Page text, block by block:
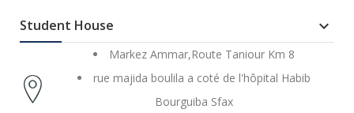
Student House 
Markez Ammar,Route Taniour Km 8
rue majida boulila a coté de l'hôpital Habib
Bourguiba Sfax